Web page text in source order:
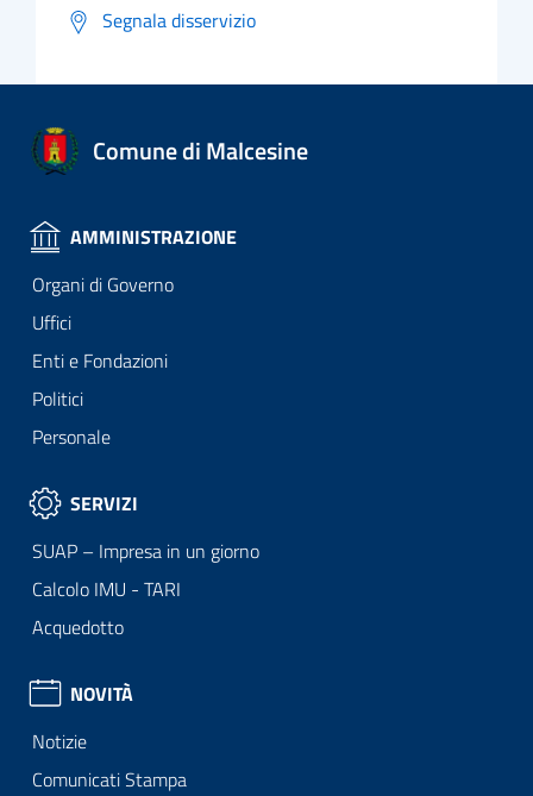
Segnala disservizio
Comune di Malcesine
AMMINISTRAZIONE
Organi di Governo
Uffici
Enti e Fondazioni
Politici
Personale
SERVIZI
SUAP – Impresa in un giorno
Calcolo IMU - TARI
Acquedotto
NOVITÀ
Notizie
Comunicati Stampa